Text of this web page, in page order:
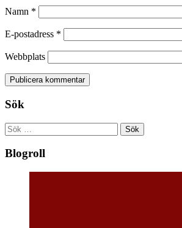
Namn *
E-postadress *
Webbplats
Sök
Sök
efter:
Blogroll